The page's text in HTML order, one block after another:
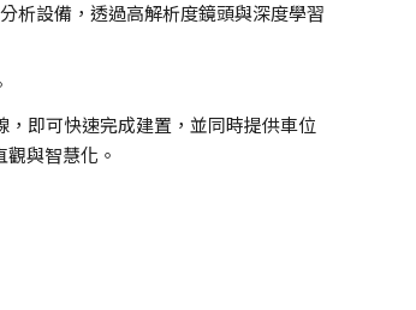
析設備，透過高解析度鏡頭與深度學習
即可快速完成建置，並同時提供車位
與智慧化。